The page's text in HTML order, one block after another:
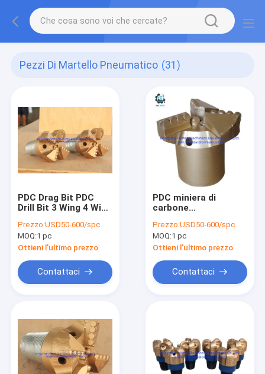
Pezzi Di Martello Pneumatico (31)
PDC Drag Bit PDC
Drill Bit 3 Wing 4 Wing
perforazione di pozzi
d'acqua
Prezzo:USD50-600/spc
MOQ:1 pc
Ottieni l'ultimo prezzo
Contattaci
PDC miniera di
carbone
nocciolo / Bits di
trascinamento per
l'estrazione di roccia
dura
Prezzo:USD50-600/spc
MOQ:1 pc
Ottieni l'ultimo prezzo
Contattaci